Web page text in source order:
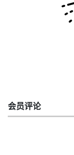
会员评论